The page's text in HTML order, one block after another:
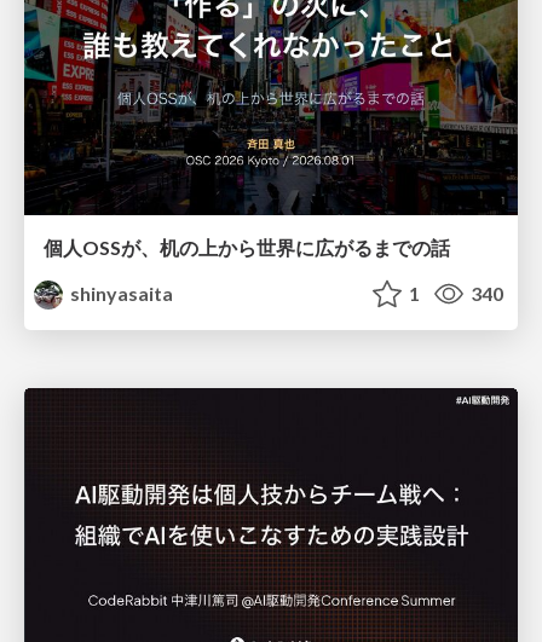
個人OSSが、机の上から世界に広がるまでの話
shinyasaita
1 340